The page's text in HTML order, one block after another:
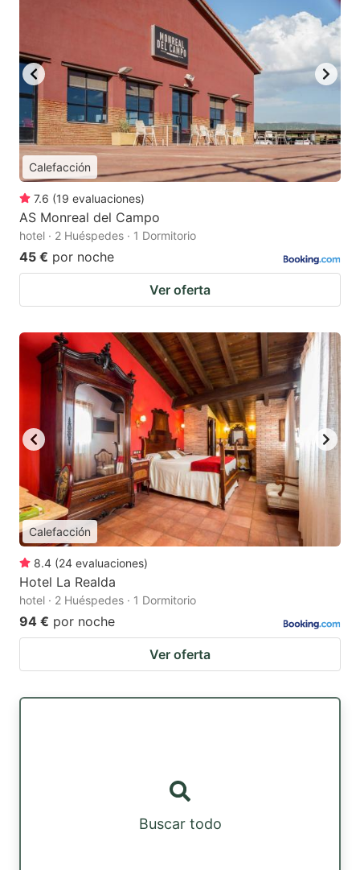
Calefacción
7.6 (19 evaluaciones)
AS Monreal del Campo
hotel · 2 Huéspedes · 1 Dormitorio
45 € por noche
Ver oferta
Calefacción
8.4 (24 evaluaciones)
Hotel La Realda
hotel · 2 Huéspedes · 1 Dormitorio
94 € por noche
Ver oferta
Buscar todo